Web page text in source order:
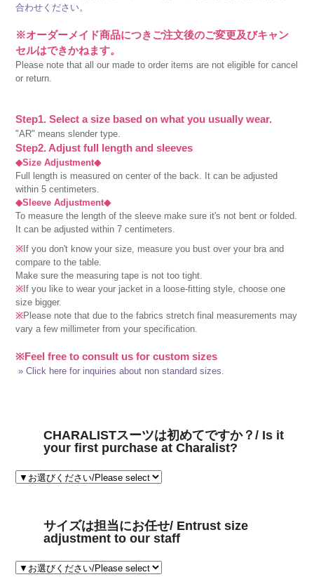
合わせください。
※オーダーメイド商品につきご注文後のご変更及びキャン
セルはできかねます。
Please note that all our made to order items are not eligible for cancel
or return.
Step1. Select a size based on what you usually wear.
"AR" means slender type.
Step2. Adjust full length and sleeves
◆Size Adjustment◆
Full length is measured on center of the back. It can be adjusted
within 5 centimeters.
◆Sleeve Adjustment◆
To measure the length of the sleeve make sure it's not bent or folded.
It can be adjusted within 7 centimeters.
※If you don't know your size, measure you bust over your bra and
compare to the table.
Make sure the measuring tape is not too tight.
※If you like to wear your jacket in a loose-fitting style, choose one
size bigger.
※Please note that due to the fabrics stretch final measurements may
vary a few millimeter from your specification.
※Feel free to consult us for custom sizes
» Click here for inquiries about non standard sizes.
CHARALISTスーツは初めてですか？/ Is it
your first purchase at Charalist?
サイズは担当にお任せ/ Entrust size
adjustment to our staff